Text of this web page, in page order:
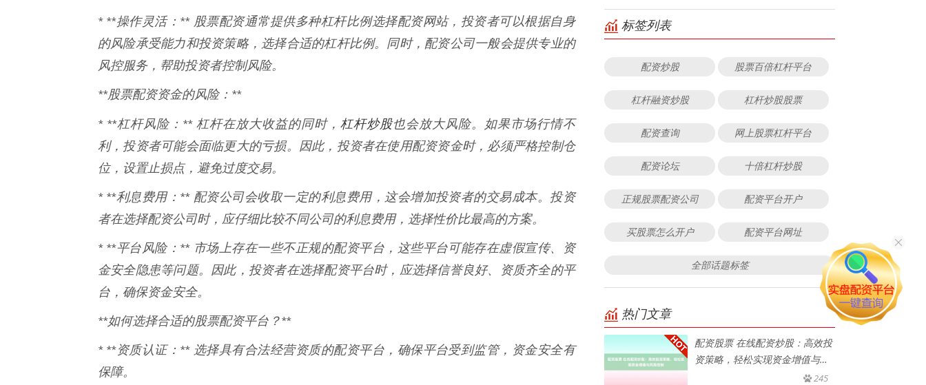
* **操作灵活：** 股票配资通常提供多种杠杆比例选择配资网站，投资者可以根据自身
的风险承受能力和投资策略，选择合适的杠杆比例。同时，配资公司一般会提供专业的
风控服务，帮助投资者控制风险。
**股票配资资金的风险：**
* **杠杆风险：** 杠杆在放大收益的同时， 杠杆炒股也会放大风险。如果市场行情不
利，投资者可能会面临更大的亏损。因此，投资者在使用配资资金时，必须严格控制仓
位，设置止损点，避免过度交易。
* **利息费用：** 配资公司会收取一定的利息费用，这会增加投资者的交易成本。投资
者在选择配资公司时，应仔细比较不同公司的利息费用，选择性价比最高的方案。
* **平台风险：** 市场上存在一些不正规的配资平台，这些平台可能存在虚假宣传、资
金安全隐患等问题。因此，投资者在选择配资平台时，应选择信誉良好、资质齐全的平
台，确保资金安全。
**如何选择合适的股票配资平台？**
* **资质认证：** 选择具有合法经营资质的配资平台，确保平台受到监管，资金安全有
保障。
标签列表
配资炒股 股票百倍杠杆平台
杠杆融资炒股 杠杆炒股股票
配资查询 网上股票杠杆平台
配资论坛 十倍杠杆炒股
正规股票配资公司 配资平台开户
买股票怎么开户 配资平台网址
全部话题标签
热门文章
配资股票 在线配资炒股：高效投
资策略，轻松实现资金增值与风
245